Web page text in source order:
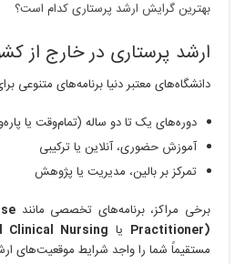
بهترین گرایش ارشد پرستاری کدام است؟
ارشد پرستاری در خارج از
دانشگاه‌های معتبر دنیا برنامه‌های متنوعی
دوره‌های یک تا دو ساله (تمام‌وقت یا
آموزش حضوری، آنلاین یا ترکیبی
تمرکز بر بالین، مدیریت یا پژوهش
برخی مراکز، برنامه‌های تخصصی مانند
Practitioner) یا Clinical Nursing
مستقیماً شما را واجد شرایط موقعیت‌های